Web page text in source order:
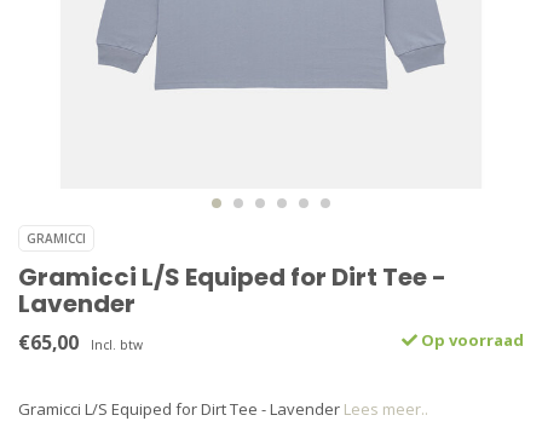
GRAMICCI
Gramicci L/S Equiped for Dirt Tee -
Lavender
€65,00 Incl. btw Op voorraad
Gramicci L/S Equiped for Dirt Tee - Lavender Lees meer..